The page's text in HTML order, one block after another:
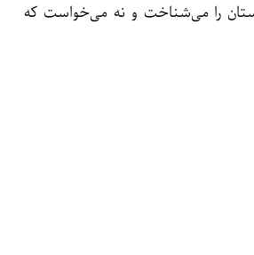
را می‌شناخت و نه می‌خواست که